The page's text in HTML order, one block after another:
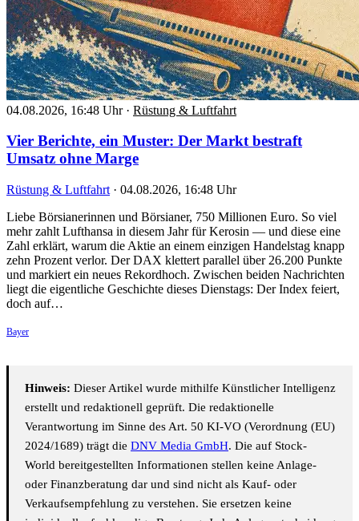
04.08.2026, 16:48 Uhr · Rüstung & Luftfahrt
Vier Berichte, ein Muster: Der Markt bestraft
Umsatz ohne Marge
Rüstung & Luftfahrt · 04.08.2026, 16:48 Uhr
Liebe Börsianerinnen und Börsianer, 750 Millionen Euro. So viel
mehr zahlt Lufthansa in diesem Jahr für Kerosin — und diese eine
Zahl erklärt, warum die Aktie an einem einzigen Handelstag knapp
zehn Prozent verlor. Der DAX klettert parallel über 26.200 Punkte
und markiert ein neues Rekordhoch. Zwischen beiden Nachrichten
liegt die eigentliche Geschichte dieses Dienstags: Der Index feiert,
doch auf…
Bayer
Hinweis: Dieser Artikel wurde mithilfe Künstlicher Intelligenz
erstellt und redaktionell geprüft. Die redaktionelle
Verantwortung im Sinne des Art. 50 KI-VO (Verordnung (EU)
2024/1689) trägt die DNV Media GmbH. Die auf Stock-
World bereitgestellten Informationen stellen keine Anlage-
oder Finanzberatung dar und sind nicht als Kauf- oder
Verkaufsempfehlung zu verstehen. Sie ersetzen keine